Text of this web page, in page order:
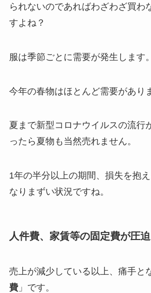
られないのであればわざわざ買わ
すよね？
服は季節ごとに需要が発生します。
今年の春物はほとんど需要があり
夏まで新型コロナウイルスの流行
ったら夏物も当然売れません。
1年の半分以上の期間、損失を抱
なりまずい状況ですね。
人件費、家賃等の固定費が圧
売上が減少している以上、痛手と
費」です。